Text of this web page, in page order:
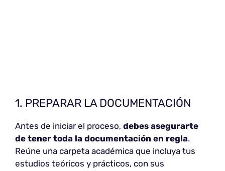
1. PREPARAR LA DOCUMENTACIÓN
Antes de iniciar el proceso, debes asegurarte
de tener toda la documentación en regla.
Reúne una carpeta académica que incluya tus
estudios teóricos y prácticos, con sus